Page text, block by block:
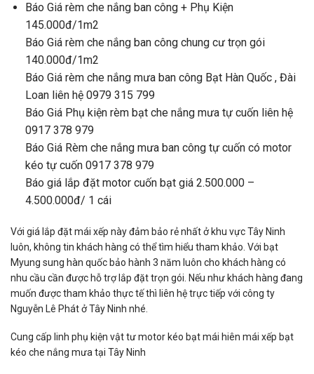
Báo Giá rèm che nắng ban công + Phụ Kiện
145.000đ/1m2
Báo Giá rèm che nắng ban công chung cư trọn gói
140.000đ/1m2
Báo Giá rèm che nắng mưa ban công Bạt Hàn Quốc , Đài
Loan liên hệ 0979 315 799
Báo Giá Phụ kiện rèm bạt che nắng mưa tự cuốn liên hệ
0917 378 979
Báo Giá Rèm che nắng mưa ban công tự cuốn có motor
kéo tự cuốn 0917 378 979
Báo giá lắp đặt motor cuốn bạt giá 2.500.000 –
4.500.000đ/ 1 cái
Với giá lắp đặt mái xếp này đảm bảo rẻ nhất ở khu vực Tây Ninh
luôn, không tin khách hàng có thể tìm hiểu tham khảo. Với bạt
Myung sung hàn quốc bảo hành 3 năm luôn cho khách hàng có
nhu cầu cần được hỗ trợ lắp đặt trọn gói. Nếu như khách hàng đang
muốn được tham khảo thực tế thì liên hệ trực tiếp với công ty
Nguyễn Lê Phát ở Tây Ninh nhé.
Cung cấp linh phụ kiện vật tư motor kéo bạt mái hiên mái xếp bạt
kéo che nắng mưa tại Tây Ninh